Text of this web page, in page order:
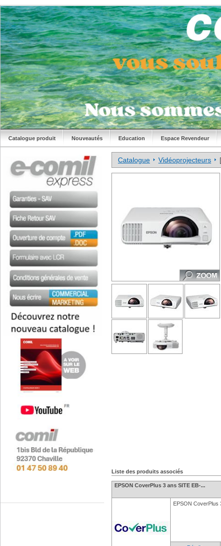
Catalogue produit Nouveautés Education Espace Revendeur
Catalogue Vidéoprojecteurs
Liste des produits associés
EPSON CoverPlus 3 ans SITE EB-...
EPSON CoverPlus